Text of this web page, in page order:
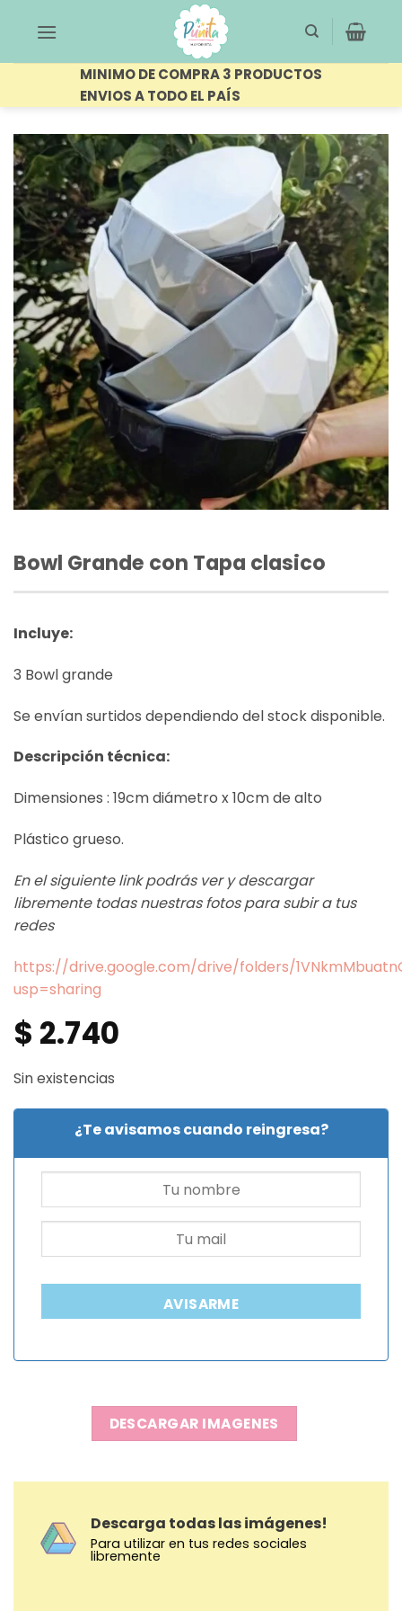
MINIMO DE COMPRA 3 PRODUCTOS
ENVIOS A TODO EL PAÍS
Bowl Grande con Tapa clasico
Incluye:
3 Bowl grande
Se envían surtidos dependiendo del stock disponible.
Descripción técnica:
Dimensiones : 19cm diámetro x 10cm de alto
Plástico grueso.
En el siguiente link podrás ver y descargar
libremente todas nuestras fotos para subir a tus
redes
https://drive.google.com/drive/folders/
usp=sharing
$ 2.740
Sin existencias
¿Te avisamos cuando reingresa?
AVISARME
DESCARGAR IMAGENES
Descarga todas las imágenes!
Para utilizar en tus redes sociales
libremente